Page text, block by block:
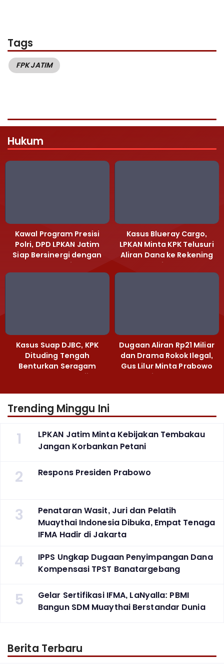
Tags
FPK JATIM
Hukum
Kawal Program Presisi
Polri, DPD LPKAN Jatim
Siap Bersinergi dengan
Polda Jatim
Kasus Blueray Cargo,
LPKAN Minta KPK Telusuri
Aliran Dana ke Rekening
Heri Black
Kasus Suap DJBC, KPK
Dituding Tengah
Benturkan Seragam
Cokelat dengan Hijau
Dugaan Aliran Rp21 Miliar
dan Drama Rokok Ilegal,
Gus Lilur Minta Prabowo
Bertindak Tegas
Trending Minggu Ini
1
LPKAN Jatim Minta Kebijakan Tembakau
Jangan Korbankan Petani
2 Respons Presiden Prabowo
3
Penataran Wasit, Juri dan Pelatih
Muaythai Indonesia Dibuka, Empat Tenaga
IFMA Hadir di Jakarta
4
IPPS Ungkap Dugaan Penyimpangan Dana
Kompensasi TPST Banatargebang
5
Gelar Sertifikasi IFMA, LaNyalla: PBMI
Bangun SDM Muaythai Berstandar Dunia
Berita Terbaru